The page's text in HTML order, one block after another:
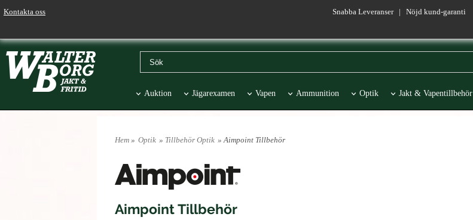
Kontakta oss Snabba Leveranser | Nöjd kund-garanti
Auktion Jägarexamen Vapen Ammunition Optik Jakt & Vapentillbehör
Hem » Optik » Tillbehör Optik » Aimpoint Tillbehör
Aimpoint Tillbehör